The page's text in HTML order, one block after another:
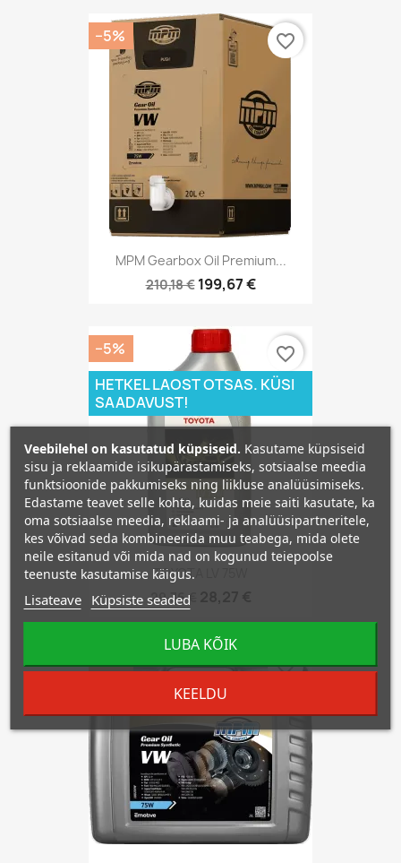
MPM Gearbox Oil Premium...
210,18 € 199,67 €
−5% favorite_border
TOYOTA LV 75W
29,76 €
−5%
HETKEL LAOST OTSAS. KÜSI
SAADAVUST!
favorite_border
−5% favorite_border
Veebilehel on kasutatud küpsiseid. Kasutame küpsiseid
sisu ja reklaamide isikupärastamiseks, sotsiaalse meedia
funktsioonide pakkumiseks ning liikluse analüüsimiseks.
Edastame teavet selle kohta, kuidas meie saiti kasutate, ka
oma sotsiaalse meedia, reklaami- ja analüüsipartneritele,
kes võivad seda kombineerida muu teabega, mida olete
neile esitanud või mida nad on kogunud teiepoolse
teenuste kasutamise käigus.
Lisateave Küpsiste seaded
KEELDU
LUBA KÕIK